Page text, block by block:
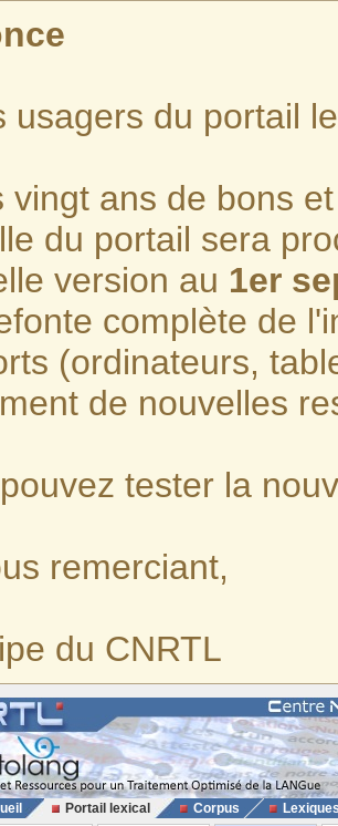
usagers du portail
vingt ans de bons
du portail sera
version au 1er
complète de
(ordinateurs,
de nouvelles
tester la
remerciant,
du CNRTL
Portail lexical Corpus